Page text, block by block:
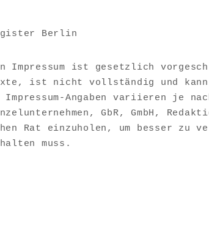
Berlin
Impressum ist gesetzlich
ist nicht vollständig und
Angaben variieren je
GbR, GmbH,
Rat einzuholen, um besser zu
muss.